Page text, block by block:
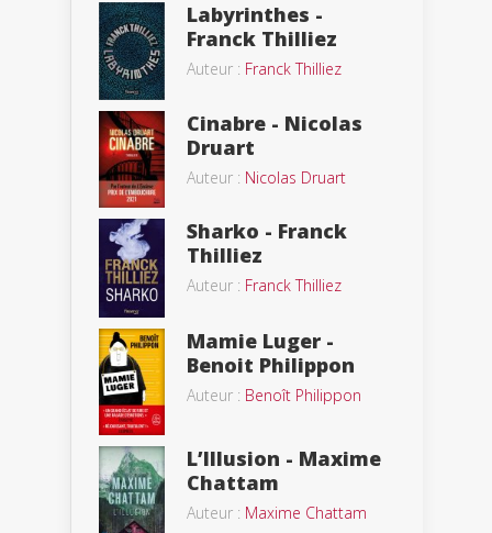
Labyrinthes -
Franck Thilliez
Auteur : Franck Thilliez
Cinabre - Nicolas
Druart
Auteur : Nicolas Druart
Sharko - Franck
Thilliez
Auteur : Franck Thilliez
Mamie Luger -
Benoit Philippon
Auteur : Benoît Philippon
L’Illusion - Maxime
Chattam
Auteur : Maxime Chattam